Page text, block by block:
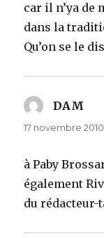
car il n’ya de
dans la
Qu’on se le
DAM
17 novembre
à Paby
également
du rédacteur-